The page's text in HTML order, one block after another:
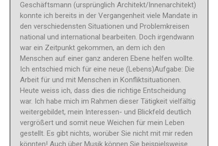
Geschäftsmann (ursprünglich Architekt/Innenarchitekt)
konnte ich bereits in der Vergangenheit viele Mandate in
den verschiedensten Situationen und Problemkreisen
national und international bearbeiten. Doch irgendwann
war ein Zeitpunkt gekommen, an dem ich den
Menschen auf einer ganz anderen Ebene helfen wollte.
Ich entschied mich für eine neue (Lebens)Aufgabe: Die
Arbeit für und mit Menschen in Konfliktsituationen.
Heute weiss ich, dass dies die richtige Entscheidung
war. Ich habe mich im Rahmen dieser Tätigkeit vielfältig
weitergebildet, mein Interessen- und Blickfeld deutlich
vergrößert und somit neue Weichen für mein Leben
gestellt. Es gibt nichts, worüber Sie nicht mit mir reden
könnten! Auch über Musik können Sie beispielsweise